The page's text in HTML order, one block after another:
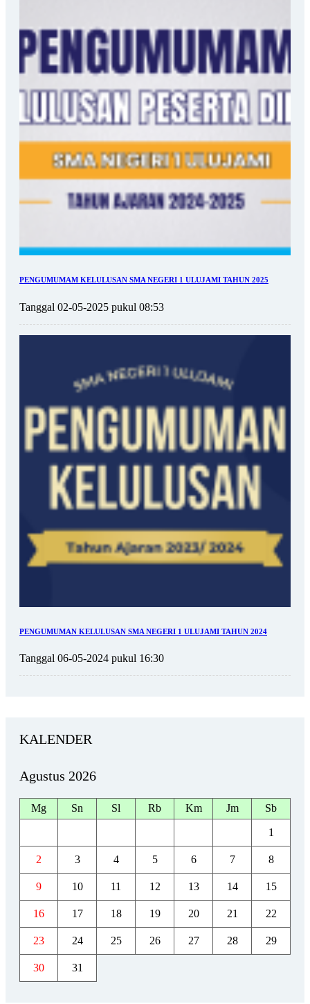
PENGUMUMAM KELULUSAN SMA NEGERI 1 ULUJAMI TAHUN 2025
Tanggal 02-05-2025 pukul 08:53
PENGUMUMAN KELULUSAN SMA NEGERI 1 ULUJAMI TAHUN 2024
Tanggal 06-05-2024 pukul 16:30
KALENDER
Agustus 2026
Mg Sn Sl Rb Km Jm Sb
1
2 3 4 5 6 7 8
9 10 11 12 13 14 15
16 17 18 19 20 21 22
23 24 25 26 27 28 29
30 31